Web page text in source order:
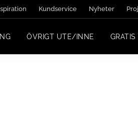
Kundservice Nyheter
ÖVRIGT UTE/INNE